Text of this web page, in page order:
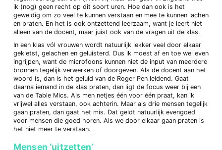
ik (nog) geen recht op dit soort uren. Hoe dan ook is het
geweldig om zo veel te kunnen verstaan en mee te kunnen lachen
en praten. En het is ook ontzettend leerzaam, want je leert niet
alleen van de docent, maar juist ook van de vragen uit de klas.
In een klas vól vrouwen wordt natuurlijk lekker veel door elkaar
gekletst, gelachen en geluisterd. Dus ik moest af en toe wel even
ingrijpen, want de microfoons kunnen niet de input van meerdere
bronnen tegelijk verwerken of doorgeven. Als de docent aan het
woord is, dan is het geluid van de Roger Pen leidend. Gaat
daarna iemand in de klas praten, dan ligt de focus weer bij een
van de Table Mics. Als men netjes één voor één praat, kan ik
vrijwel alles verstaan, ook achterin. Maar als drie mensen tegelijk
gaan praten, dan gaat het mis. Dat geldt natuurlijk evengoed
voor mensen die goed horen. Als we door elkaar gaan praten is
het niet meer te verstaan.
Mensen ‘uitzetten’